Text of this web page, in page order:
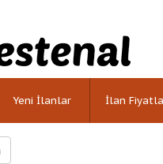
Yeni İlanlar İlan